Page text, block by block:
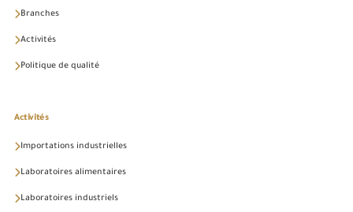
Branches
Activités
Politique de qualité
Activités
Importations industrielles
Laboratoires alimentaires
Laboratoires industriels